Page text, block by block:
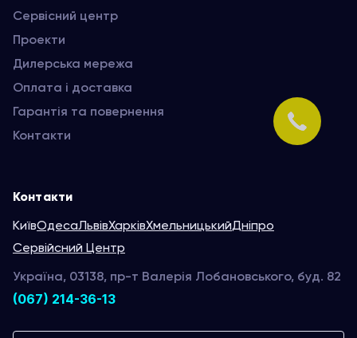
Сервісний центр
Проекти
Дилерська мережа
Оплата і доставка
Гарантія та повернення
Контакти
Контакти
КиївОдесаЛьвівХарківХмельницькийДніпро
Сервійсний Центр
Україна, 03138, пр-т Валерія Лобановського, буд. 82
(067) 214-36-13